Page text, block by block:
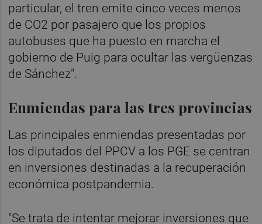
particular, el tren emite cinco veces menos
de CO2 por pasajero que los propios
autobuses que ha puesto en marcha el
gobierno de Puig para ocultar las vergüenzas
de Sánchez".
Enmiendas para las tres provincias
Las principales enmiendas presentadas por
los diputados del PPCV a los PGE se centran
en inversiones destinadas a la recuperación
económica postpandemia.
"Se trata de intentar mejorar inversiones que